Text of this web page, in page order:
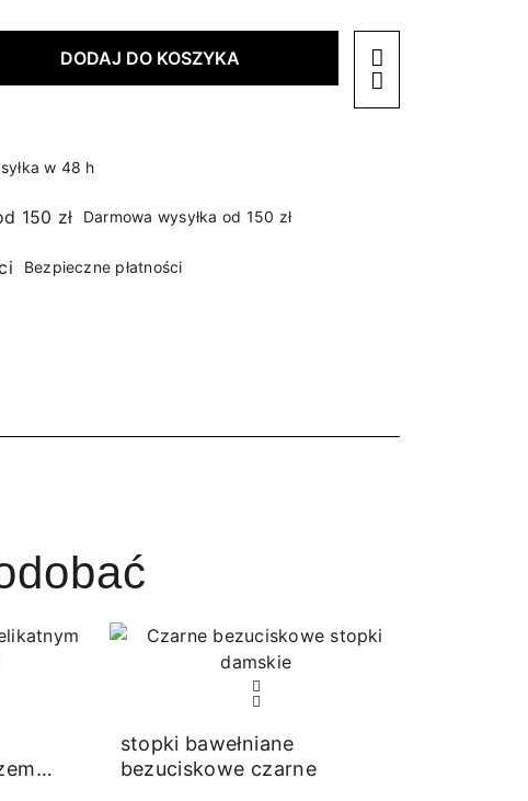
DODAJ DO KOSZYKA
w 48 h
Darmowa wysyłka od 150 zł
Bezpieczne płatności
stopki bawełniane
bezuciskowe czarne